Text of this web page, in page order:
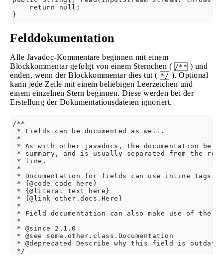
    return null;
Felddokumentation
Alle Javadoc-Kommentare beginnen mit einem
Blockkommentar gefolgt von einem Sternchen ( /** ) und
enden, wenn der Blockkommentar dies tut ( */ ). Optional
kann jede Zeile mit einem beliebigen Leerzeichen und
einem einzelnen Stern beginnen. Diese werden bei der
Erstellung der Dokumentationsdateien ignoriert.
/**
* Fields can be documented as well.
*
* As with other javadocs, the documentation
* summary, and is usually separated from the
* line.
*
* Documentation for fields can use inline tags,
* {@code code here}
* {@literal text here}
* {@link other.docs.Here}
*
* Field documentation can also make use of the
*
* @since 2.1.0
* @see some.other.class.Documentation
* @deprecated Describe why this field is
*/